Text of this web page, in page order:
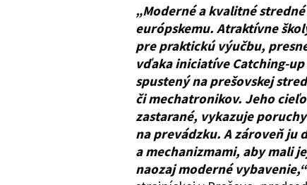
„Moderné a kvalitné
európskemu. Atraktívne
pre praktickú výučbu,
vďaka iniciatíve Catching-
spustený na prešovskej
či mechatronikov. Jeho
zastarané, vykazuje
na prevádzku. A zároveň
a mechanizmami, aby mali
naozaj moderné vybavenie,“